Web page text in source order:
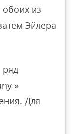
из
Эйлера
ряд
»
Для